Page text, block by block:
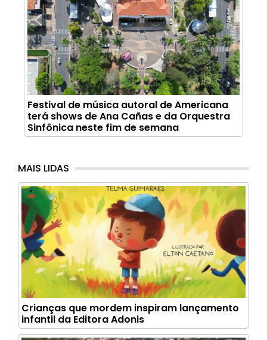
Festival de música autoral de Americana
terá shows de Ana Cañas e da Orquestra
Sinfônica neste fim de semana
MAIS LIDAS
Crianças que mordem inspiram lançamento
infantil da Editora Adonis